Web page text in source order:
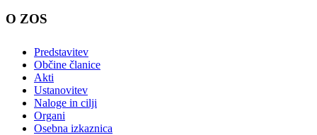
O ZOS
Predstavitev
Občine članice
Akti
Ustanovitev
Naloge in cilji
Organi
Osebna izkaznica